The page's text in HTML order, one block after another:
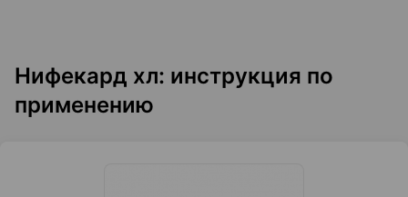
Нифекард хл: инструкция по
применению